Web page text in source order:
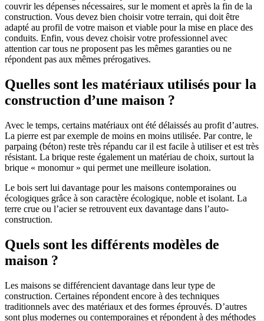
couvrir les dépenses nécessaires, sur le moment et après la fin de la
construction. Vous devez bien choisir votre terrain, qui doit être
adapté au profil de votre maison et viable pour la mise en place des
conduits. Enfin, vous devez choisir votre professionnel avec
attention car tous ne proposent pas les mêmes garanties ou ne
répondent pas aux mêmes prérogatives.
Quelles sont les matériaux utilisés pour la
construction d’une maison ?
Avec le temps, certains matériaux ont été délaissés au profit d’autres.
La pierre est par exemple de moins en moins utilisée. Par contre, le
parpaing (béton) reste très répandu car il est facile à utiliser et est très
résistant. La brique reste également un matériau de choix, surtout la
brique « monomur » qui permet une meilleure isolation.
Le bois sert lui davantage pour les maisons contemporaines ou
écologiques grâce à son caractère écologique, noble et isolant. La
terre crue ou l’acier se retrouvent eux davantage dans l’auto-
construction.
Quels sont les différents modèles de
maison ?
Les maisons se différencient davantage dans leur type de
construction. Certaines répondent encore à des techniques
traditionnels avec des matériaux et des formes éprouvés. D’autres
sont plus modernes ou contemporaines et répondent à des méthodes